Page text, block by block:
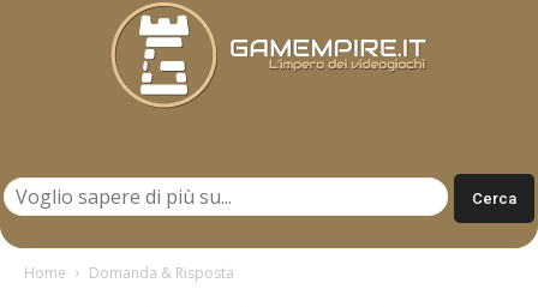
Home Domanda & Risposta